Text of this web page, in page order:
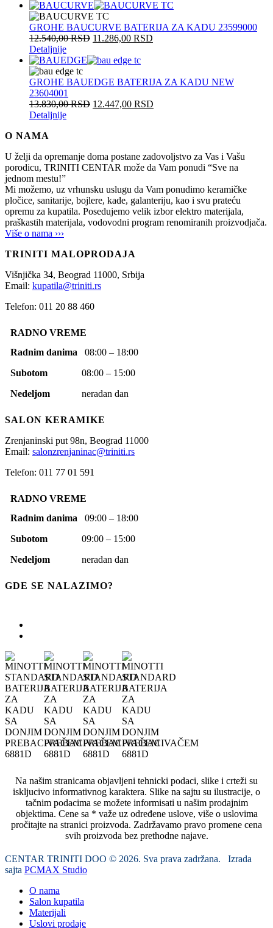
GROHE BAUCURVE BATERIJA ZA KADU 23599000
12.540,00RSD 11.286,00 RSD
Detaljnije
GROHE BAUEDGE BATERIJA ZA KADU NEW
23604001
13.830,00RSD 12.447,00 RSD
Detaljnije
O NAMA
U želji da opremanje doma postane zadovoljstvo za Vas i Vašu
porodicu, TRINITI CENTAR može da Vam ponudi “Sve na
jednom mestu!”
Mi možemo, uz vrhunsku uslugu da Vam ponudimo keramičke
pločice, sanitarije, bojlere, kade, galanteriju, kao i svu prateću
opremu za kupatila. Posedujemo velik izbor elektro materijala,
praškastih materijala, vodovodni program renomiranih proizvodjača.
Više o nama ›››
TRINITI MALOPRODAJA
Višnjička 34, Beograd 11000, Srbija
Email: kupatila@triniti.rs
Telefon: 011 20 88 460
RADNO VREME
Radnim danima 08:00 – 18:00
Subotom 08:00 – 15:00
Nedeljom neradan dan
SALON KERAMIKE
Zrenjaninski put 98n, Beograd 11000
Email: salonzrenjaninac@triniti.rs
Telefon: 011 77 01 591
RADNO VREME
Radnim danima 09:00 – 18:00
Subotom 09:00 – 15:00
Nedeljom neradan dan
GDE SE NALAZIMO?
Na našim stranicama objavljeni tehnicki podaci, slike i crteži su
iskljucivo informativnog karaktera. Slike na sajtu su ilustracije, o
tačnim podacima se možete informisati u našim prodajnim
objektima. Cene sa * važe uz određene uslove, više o uslovima
pročitajte na stranici proizvoda. Zadržavamo pravo promene cena
svih proizvoda bez prethodne najave.
CENTAR TRINITI DOO © 2026. Sva prava zadržana. Izrada
sajta PCMAX Studio
O nama
Salon kupatila
Materijali
Uslovi prodaje